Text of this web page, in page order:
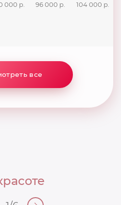
000 р. 96 000 р. 104 000 р.
все